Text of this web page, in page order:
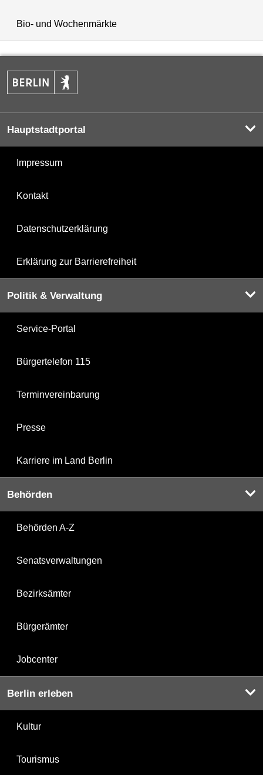
Bio- und Wochenmärkte
Hauptstadtportal
Impressum
Kontakt
Datenschutzerklärung
Erklärung zur Barrierefreiheit
Politik & Verwaltung
Service-Portal
Bürgertelefon 115
Terminvereinbarung
Presse
Karriere im Land Berlin
Behörden
Behörden A-Z
Senatsverwaltungen
Bezirksämter
Bürgerämter
Jobcenter
Berlin erleben
Kultur
Tourismus